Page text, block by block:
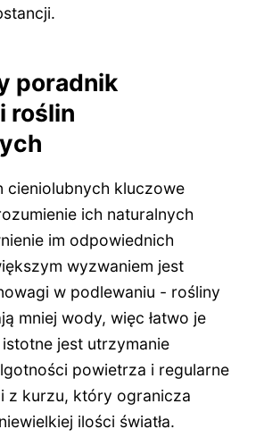
poradnik
roślin
cieniolubnych kluczowe
ich naturalnych
im odpowiednich
wyzwaniem jest
w podlewaniu - rośliny
mniej wody, więc łatwo je
jest utrzymanie
powietrza i regularne
z kurzu, który ogranicza
ilości światła.